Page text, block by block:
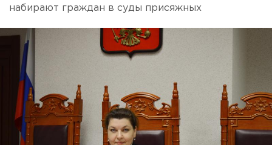
набирают граждан в суды присяжных